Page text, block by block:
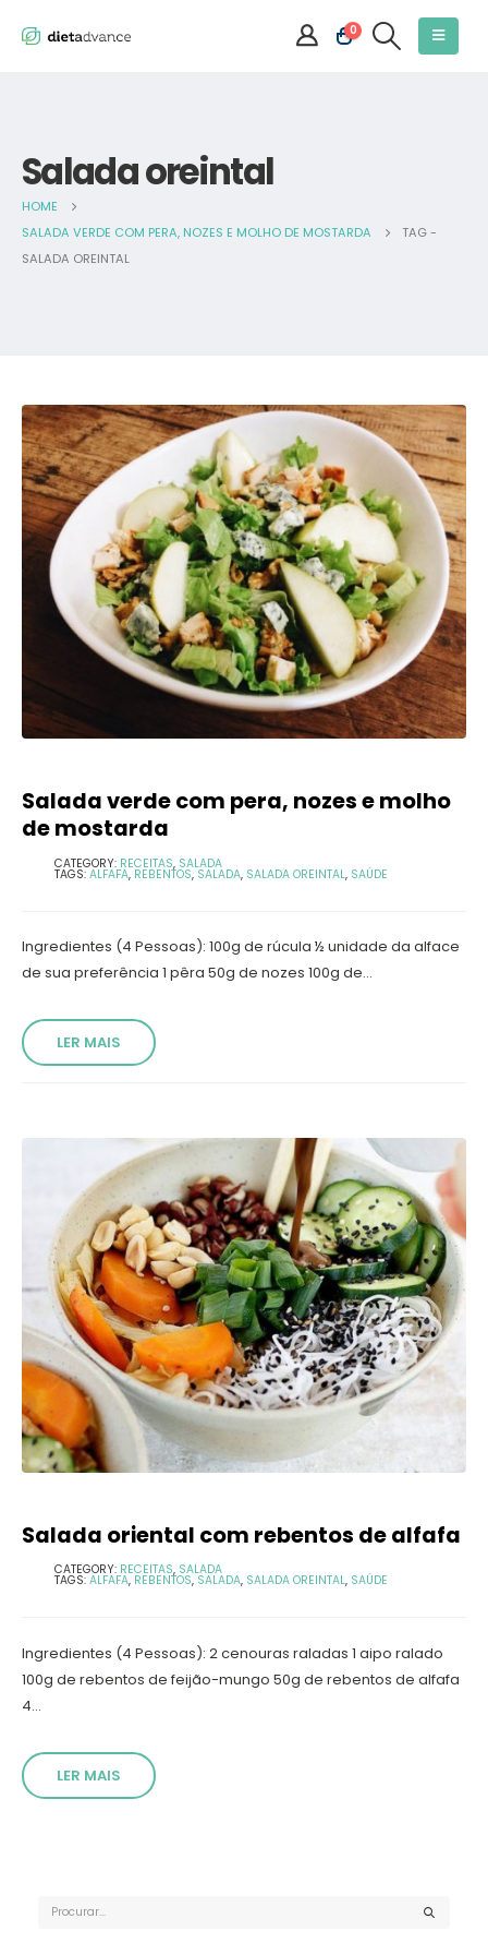
0
Salada oreintal
HOME
SALADA VERDE COM PERA, NOZES E MOLHO DE MOSTARDA
TAG -
SALADA OREINTAL
Salada verde com pera, nozes e molho
de mostarda
CATEGORY: RECEITAS, SALADA
TAGS: ALFAFA, REBENTOS, SALADA, SALADA OREINTAL, SAÚDE
Ingredientes (4 Pessoas): 100g de rúcula ½ unidade da alface
de sua preferência 1 pêra 50g de nozes 100g de...
LER MAIS
Salada oriental com rebentos de alfafa
CATEGORY: RECEITAS, SALADA
TAGS: ALFAFA, REBENTOS, SALADA, SALADA OREINTAL, SAÚDE
Ingredientes (4 Pessoas): 2 cenouras raladas 1 aipo ralado
100g de rebentos de feijão-mungo 50g de rebentos de alfafa
4...
LER MAIS